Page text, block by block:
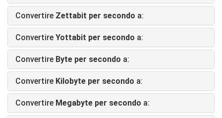
Convertire Zettabit per secondo a:
Convertire Yottabit per secondo a:
Convertire Byte per secondo a:
Convertire Kilobyte per secondo a:
Convertire Megabyte per secondo a: